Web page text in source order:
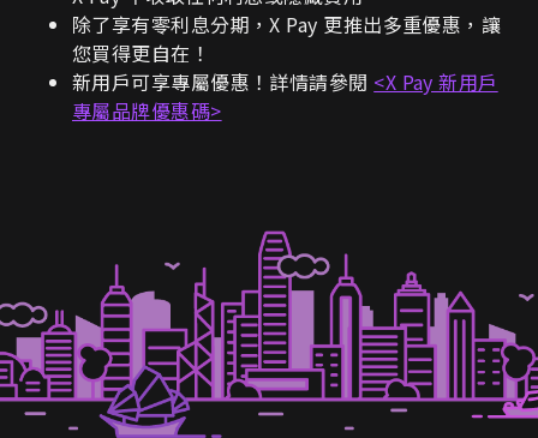
除了享有零利息分期，X Pay 更推出多重優惠，讓
您買得更自在！
新用戶可享專屬優惠！詳情請參閱 <X Pay 新用戶
專屬品牌優惠碼>